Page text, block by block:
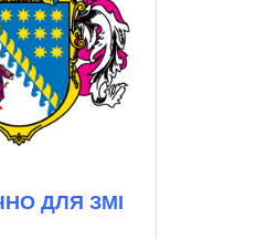
ДЛЯ ЗМІ